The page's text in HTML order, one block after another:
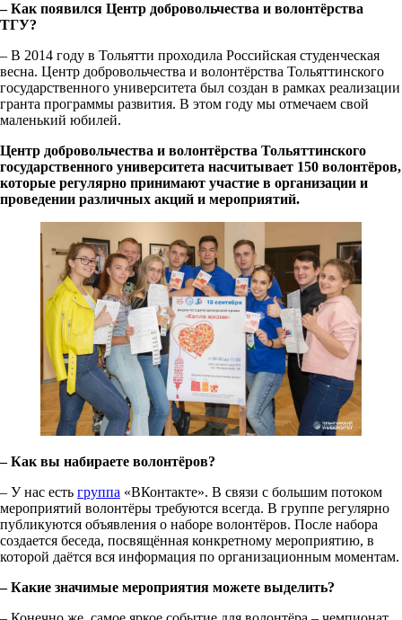
– Как появился Центр добровольчества и волонтёрства
ТГУ?
– В 2014 году в Тольятти проходила Российская студенческая
весна. Центр добровольчества и волонтёрства Тольяттинского
государственного университета был создан в рамках реализации
гранта программы развития. В этом году мы отмечаем свой
маленький юбилей.
Центр добровольчества и волонтёрства Тольяттинского
государственного университета насчитывает 150 волонтёров,
которые регулярно принимают участие в организации и
проведении различных акций и мероприятий.
– Как вы набираете волонтёров?
– У нас есть группа «ВКонтакте». В связи с большим потоком
мероприятий волонтёры требуются всегда. В группе регулярно
публикуются объявления о наборе волонтёров. После набора
создается беседа, посвящённая конкретному мероприятию, в
которой даётся вся информация по организационным моментам.
– Какие значимые мероприятия можете выделить?